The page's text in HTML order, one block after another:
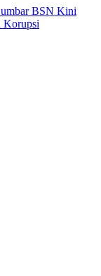
BSN Kini
Korupsi